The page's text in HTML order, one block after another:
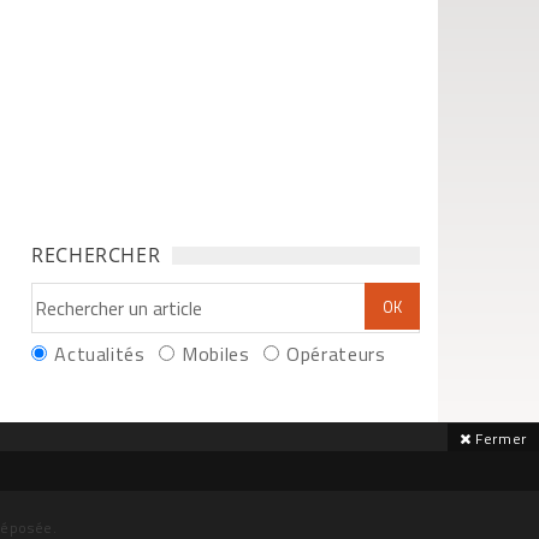
RECHERCHER
Actualités Mobiles Opérateurs
Fermer